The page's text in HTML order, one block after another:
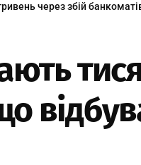
через збій